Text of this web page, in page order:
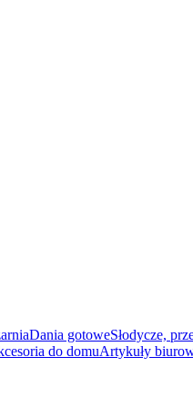
Dania gotoweSłodycze,
do domuArtykuły